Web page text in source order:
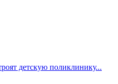
детскую поликлинику...